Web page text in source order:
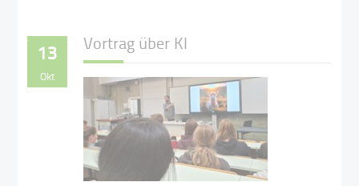
13
Okt
Vortrag über KI